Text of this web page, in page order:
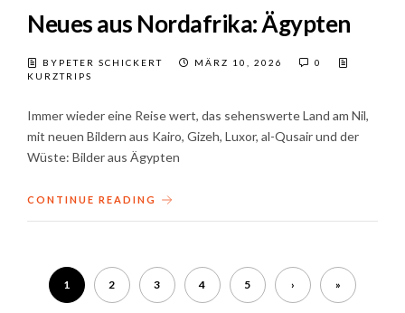
Neues aus Nordafrika: Ägypten
BYPETER SCHICKERT MÄRZ 10, 2026
0
KURZTRIPS
Immer wieder eine Reise wert, das sehenswerte Land am Nil,
mit neuen Bildern aus Kairo, Gizeh, Luxor, al-Qusair und der
Wüste: Bilder aus Ägypten
CONTINUE READING
1 2 3 4 5 › »